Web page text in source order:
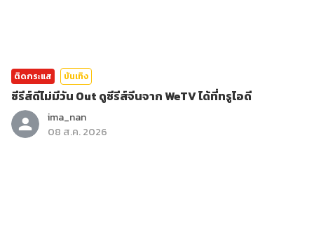
ติดกระแส บันเทิง
ซีรีส์ดีไม่มีวัน Out ดูซีรีส์จีนจาก WeTV ได้ที่ทรูไอดี
ima_nan
08 ส.ค. 2026